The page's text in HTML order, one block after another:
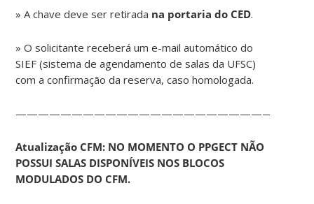
» A chave deve ser retirada na portaria do CED.
» O solicitante receberá um e-mail automático do
SIEF (sistema de agendamento de salas da UFSC)
com a confirmação da reserva, caso homologada.
Atualização CFM: NO MOMENTO O PPGECT NÃO
POSSUI SALAS DISPONÍVEIS NOS BLOCOS
MODULADOS DO CFM.